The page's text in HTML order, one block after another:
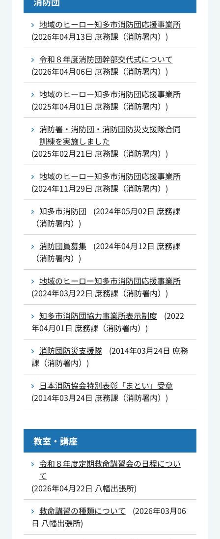
地域のヒーロー知多市消防団応援事業所
(2026年04月13日 庶務課（消防署内） )
令和８年度消防団幹部交代式について
(2026年04月06日 庶務課（消防署内） )
地域のヒーロー知多市消防団応援事業所
(2025年04月01日 庶務課（消防署内） )
消防署・消防団・消防団防災支援隊合同
訓練を実施しました
(2025年02月21日 庶務課（消防署内） )
地域のヒーロー知多市消防団応援事業所
(2024年11月29日 庶務課（消防署内） )
知多市消防団
(2024年05月02日 庶務課
（消防署内） )
消防団員募集
(2024年04月12日 庶務課
（消防署内） )
地域のヒーロー知多市消防団応援事業所
(2024年03月22日 庶務課（消防署内） )
知多市消防団協力事業所表示制度
(2022
年04月01日 庶務課（消防署内） )
消防団防災支援隊
(2014年03月24日 庶務
課（消防署内） )
日本消防協会特別表彰「まとい」受章
(2014年03月24日 庶務課（消防署内） )
教室・講座
令和８年度定期救命講習会の日程につい
て
(2026年04月22日 八幡出張所)
救命講習の種類について
(2026年03月06
日 八幡出張所)